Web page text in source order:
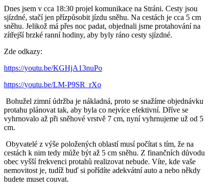
Dnes jsem v cca 18:30 projel komunikace na Stráni. Cesty jsou
sjízdné, stačí jen přízpůsobit jízdu sněhu. Na cestách je cca 5 cm
sněhu. Jelikož má přes noc padat, objednali jsme protahování na
zítřejší brzké ranní hodiny, aby byly ráno cesty sjízdné.
Zde odkazy:
https://youtu.be/KGHjA13nuPo
https://youtu.be/LM-P9SR_rXo
Bohužel zimní údržba je nákladná, proto se snažíme objednávku
protahu plánovat tak, aby byla co nejvíce efektivní. Dříve se
vyhrnovalo až při sněhové vrstvě 7 cm, nyní vyhrnujeme už od 5
cm.
Obyvatelé z výše položených oblastí musí počítat s tím, že na
cestách k nim tedy může být až 5 cm sněhu. Z finančních důvodu
obec vyšší frekvenci protahů realizovat nebude. Víte, kde vaše
nemovitost je, tudíž buď si pořídíte adekvátní auto a nebo někdy
budete muset couvat.